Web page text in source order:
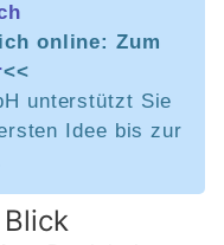
online: Zum
<<
unterstützt Sie
Idee bis zur